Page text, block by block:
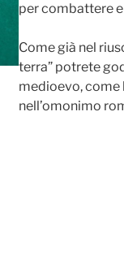
per combattere
Come già nel
terra” potrete
medioevo, come
nell’omonimo